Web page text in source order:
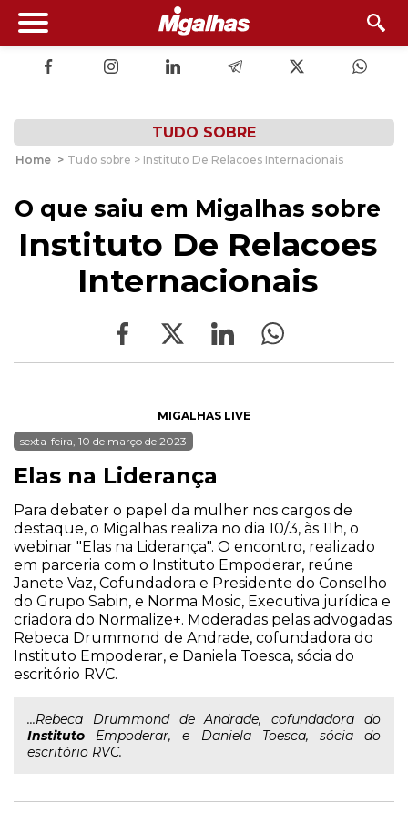
TUDO SOBRE
Home > Tudo sobre > Instituto De Relacoes Internacionais
O que saiu em Migalhas sobre
Instituto De Relacoes
Internacionais
MIGALHAS LIVE
sexta-feira, 10 de março de 2023
Elas na Liderança
Para debater o papel da mulher nos cargos de
destaque, o Migalhas realiza no dia 10/3, às 11h, o
webinar "Elas na Liderança". O encontro, realizado
em parceria com o Instituto Empoderar, reúne
Janete Vaz, Cofundadora e Presidente do Conselho
do Grupo Sabin, e Norma Mosic, Executiva jurídica e
criadora do Normalize+. Moderadas pelas advogadas
Rebeca Drummond de Andrade, cofundadora do
Instituto Empoderar, e Daniela Toesca, sócia do
escritório RVC.
...Rebeca Drummond de Andrade, cofundadora do
Instituto Empoderar, e Daniela Toesca, sócia do
escritório RVC.